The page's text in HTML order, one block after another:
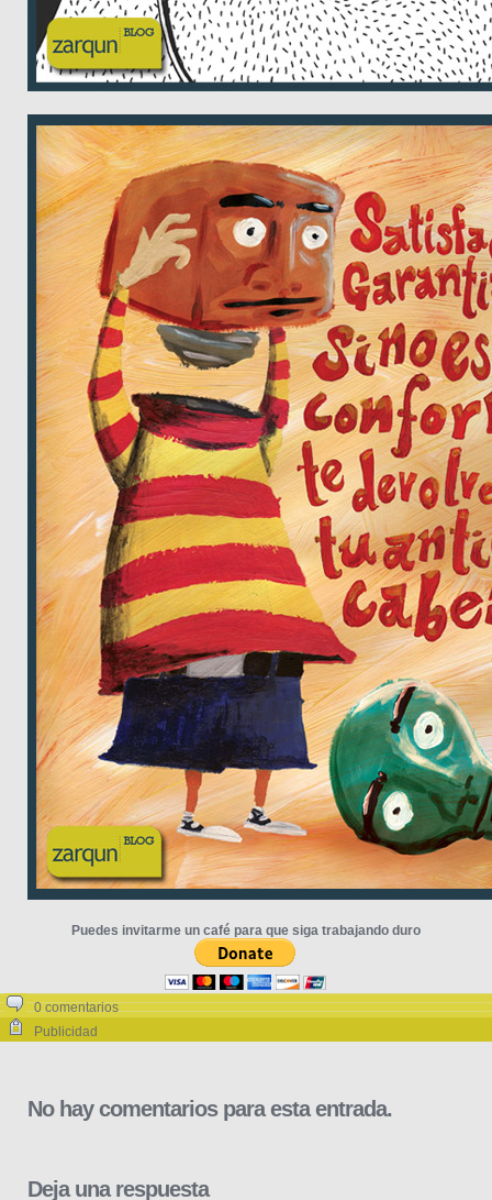
Puedes invitarme un café para que siga trabajando duro
0 comentarios
Publicidad
No hay comentarios para esta entrada.
Deja una respuesta